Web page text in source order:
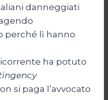
danneggiati
perché lì hanno
ha potuto
si paga l’avvocato